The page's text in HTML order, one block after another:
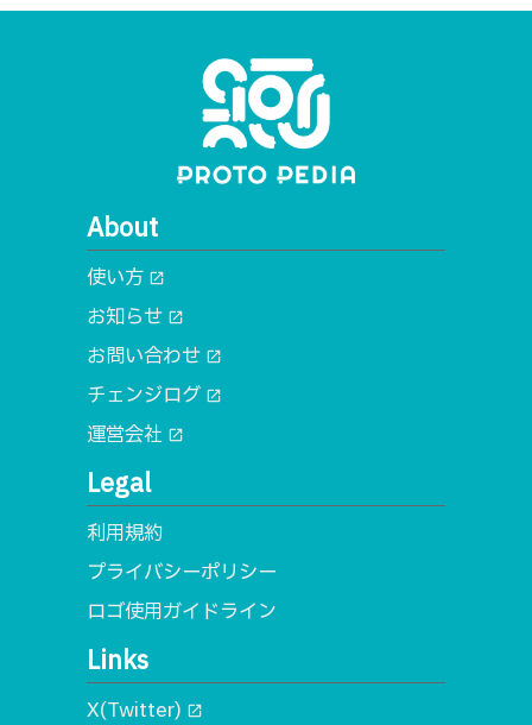
About
使い方 open_in_new
お知らせ open_in_new
お問い合わせ open_in_new
チェンジログ open_in_new
運営会社 open_in_new
Legal
利用規約
プライバシーポリシー
ロゴ使用ガイドライン
Links
X(Twitter) open_in_new